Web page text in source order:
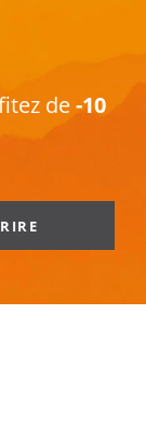
de-10